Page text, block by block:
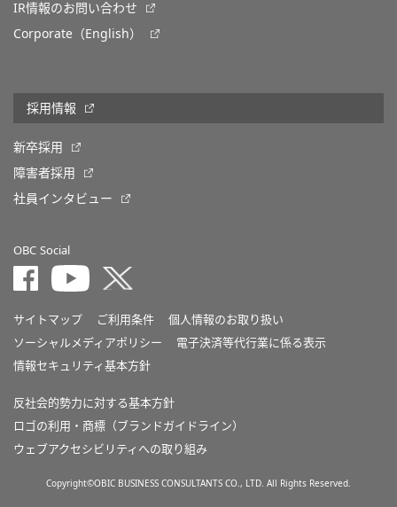
IR情報のお問い合わせ
Corporate（English）
採用情報
新卒採用
障害者採用
社員インタビュー
OBC Social
サイトマップ ご利用条件
個人情報のお取り扱い
ソーシャルメディアポリシー
電子決済等代行業に係る表示
情報セキュリティ基本方針
反社会的勢力に対する基本方針
ロゴの利用・商標（ブランドガイドライン）
ウェブアクセシビリティへの取り組み
Copyright©OBIC BUSINESS CONSULTANTS CO., LTD. All Rights Reserved.